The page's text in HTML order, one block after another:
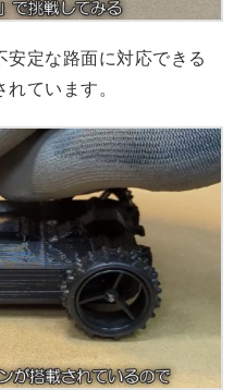
定な路面に対応できる
ています。